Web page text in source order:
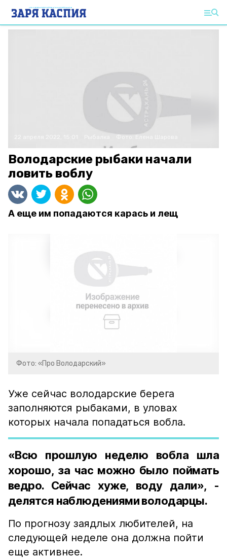
Фото: Елена Шарова
Володарские рыбаки начали
ловить воблу
А еще им попадаются карась и лещ
Фото: «Про Володарский»
Уже сейчас володарские берега
заполняются рыбаками, в уловах
которых начала попадаться вобла.
«Всю прошлую неделю вобла шла
хорошо, за час можно было поймать
ведро. Сейчас хуже, воду дали», -
делятся наблюдениями володарцы.
По прогнозу заядлых любителей, на
следующей неделе она должна пойти
еще активнее.